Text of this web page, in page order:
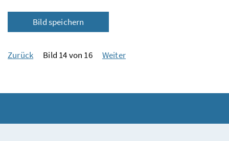
Bild speichern
Zurück Bild 14 von 16 Weiter